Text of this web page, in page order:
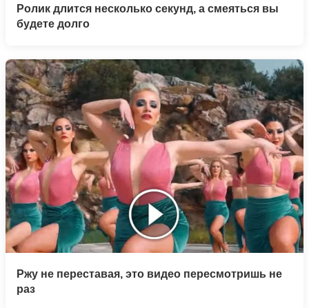
Ролик длится несколько секунд, а смеяться вы
будете долго
Ржу не переставая, это видео пересмотришь не
раз